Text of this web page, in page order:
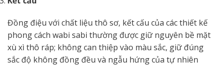
Đồng điệu với chất liệu thô sơ, kết cấu của các thiết kế
phong cách wabi sabi thường được giữ nguyên bề mặt
xù xì thô ráp; không can thiệp vào màu sắc, giữ đúng
sắc độ không đồng đều và ngẫu hứng của tự nhiên